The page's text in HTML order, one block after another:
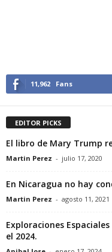
11,962 Fans
EDITOR PICKS
El libro de Mary Trump
Martin Perez - julio 17, 2020
En Nicaragua no hay
Martin Perez - agosto 11, 2021
Exploraciones
el 2024.